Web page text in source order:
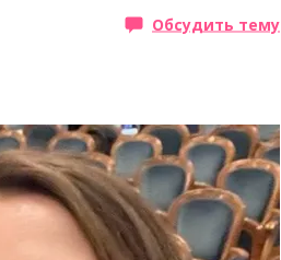
Обсудить тему